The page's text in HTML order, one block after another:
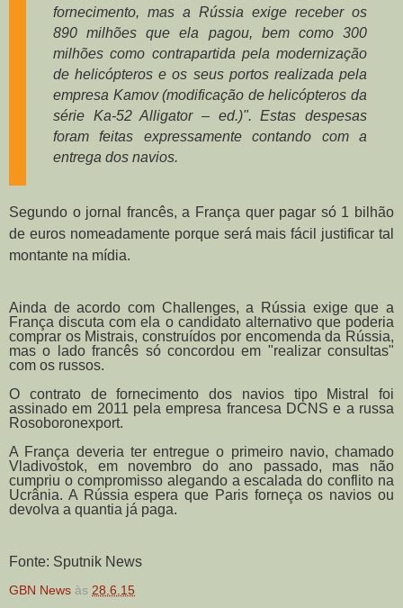
fornecimento, mas a Rússia exige receber os
890 milhões que ela pagou, bem como 300
milhões como contrapartida pela modernização
de helicópteros e os seus portos realizada pela
empresa Kamov (modificação de helicópteros da
série Ka-52 Alligator – ed.)". Estas despesas
foram feitas expressamente contando com a
entrega dos navios.
Segundo o jornal francês, a França quer pagar só 1 bilhão
de euros nomeadamente porque será mais fácil justificar tal
montante na mídia.
Ainda de acordo com Challenges, a Rússia exige que a
França discuta com ela o candidato alternativo que poderia
comprar os Mistrais, construídos por encomenda da Rússia,
mas o lado francês só concordou em "realizar consultas"
com os russos.
O contrato de fornecimento dos navios tipo Mistral foi
assinado em 2011 pela empresa francesa DCNS e a russa
Rosoboronexport.
A França deveria ter entregue o primeiro navio, chamado
Vladivostok, em novembro do ano passado, mas não
cumpriu o compromisso alegando a escalada do conflito na
Ucrânia. A Rússia espera que Paris forneça os navios ou
devolva a quantia já paga.
Fonte: Sputnik News
GBN News às 28.6.15